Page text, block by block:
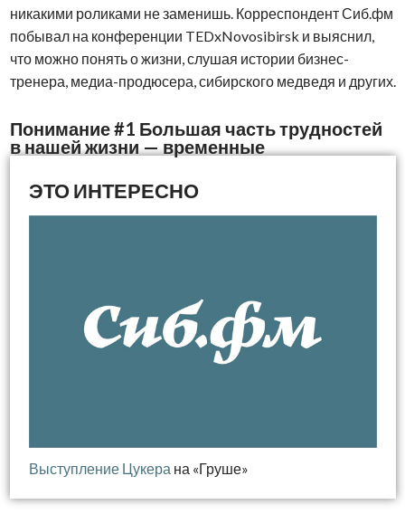
никакими роликами не заменишь. Корреспондент Сиб.фм
побывал на конференции TEDxNovosibirsk и выяснил,
что можно понять о жизни, слушая истории бизнес-
тренера, медиа-продюсера, сибирского медведя и других.
Понимание #1 Большая часть трудностей
в нашей жизни — временные
Выступление Цукера на «Груше»